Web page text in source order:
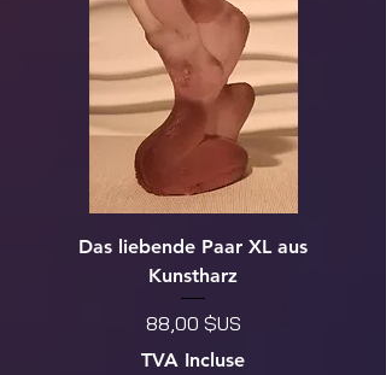
Das liebende Paar XL aus
Kunstharz
Prix
88,00 $US
TVA Incluse